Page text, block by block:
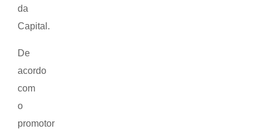
da
Capital.
De
acordo
com
o
promotor